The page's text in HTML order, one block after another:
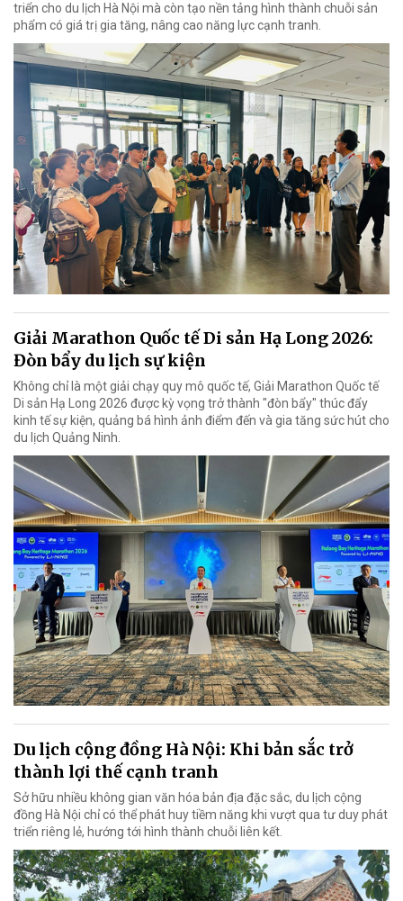
triển cho du lịch Hà Nội mà còn tạo nền tảng hình thành chuỗi sản
phẩm có giá trị gia tăng, nâng cao năng lực cạnh tranh.
Giải Marathon Quốc tế Di sản Hạ Long 2026:
Đòn bẩy du lịch sự kiện
Không chỉ là một giải chạy quy mô quốc tế, Giải Marathon Quốc tế
Di sản Hạ Long 2026 được kỳ vọng trở thành "đòn bẩy" thúc đẩy
kinh tế sự kiện, quảng bá hình ảnh điểm đến và gia tăng sức hút cho
du lịch Quảng Ninh.
Du lịch cộng đồng Hà Nội: Khi bản sắc trở
thành lợi thế cạnh tranh
Sở hữu nhiều không gian văn hóa bản địa đặc sắc, du lịch cộng
đồng Hà Nội chỉ có thể phát huy tiềm năng khi vượt qua tư duy phát
triển riêng lẻ, hướng tới hình thành chuỗi liên kết.